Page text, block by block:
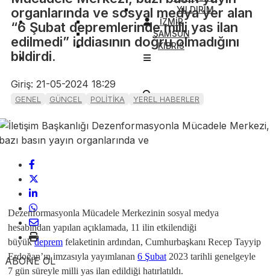
YILDIRIM
İZMİR
SAMSUN
KIBRIS
organlarında ve sosyal medya yer alan
“6 Şubat depremlerinde milli yas ilan
edilmedi” iddiasının doğru olmadığını
bildirdi.
Giriş: 21-05-2024 18:29
GENEL GÜNCEL POLİTİKA YEREL HABERLER
ABONE OL
Dezenformasyonla Mücadele Merkezinin sosyal medya
hesabından yapılan açıklamada, 11 ilin etkilendiği
büyükdeprem felaketinin ardından, Cumhurbaşkanı Recep Tayyip
Erdoğan’ın imzasıyla yayımlanan 6 Şubat 2023 tarihli genelgeyle
7 gün süreyle milli yas ilan edildiği hatırlatıldı.